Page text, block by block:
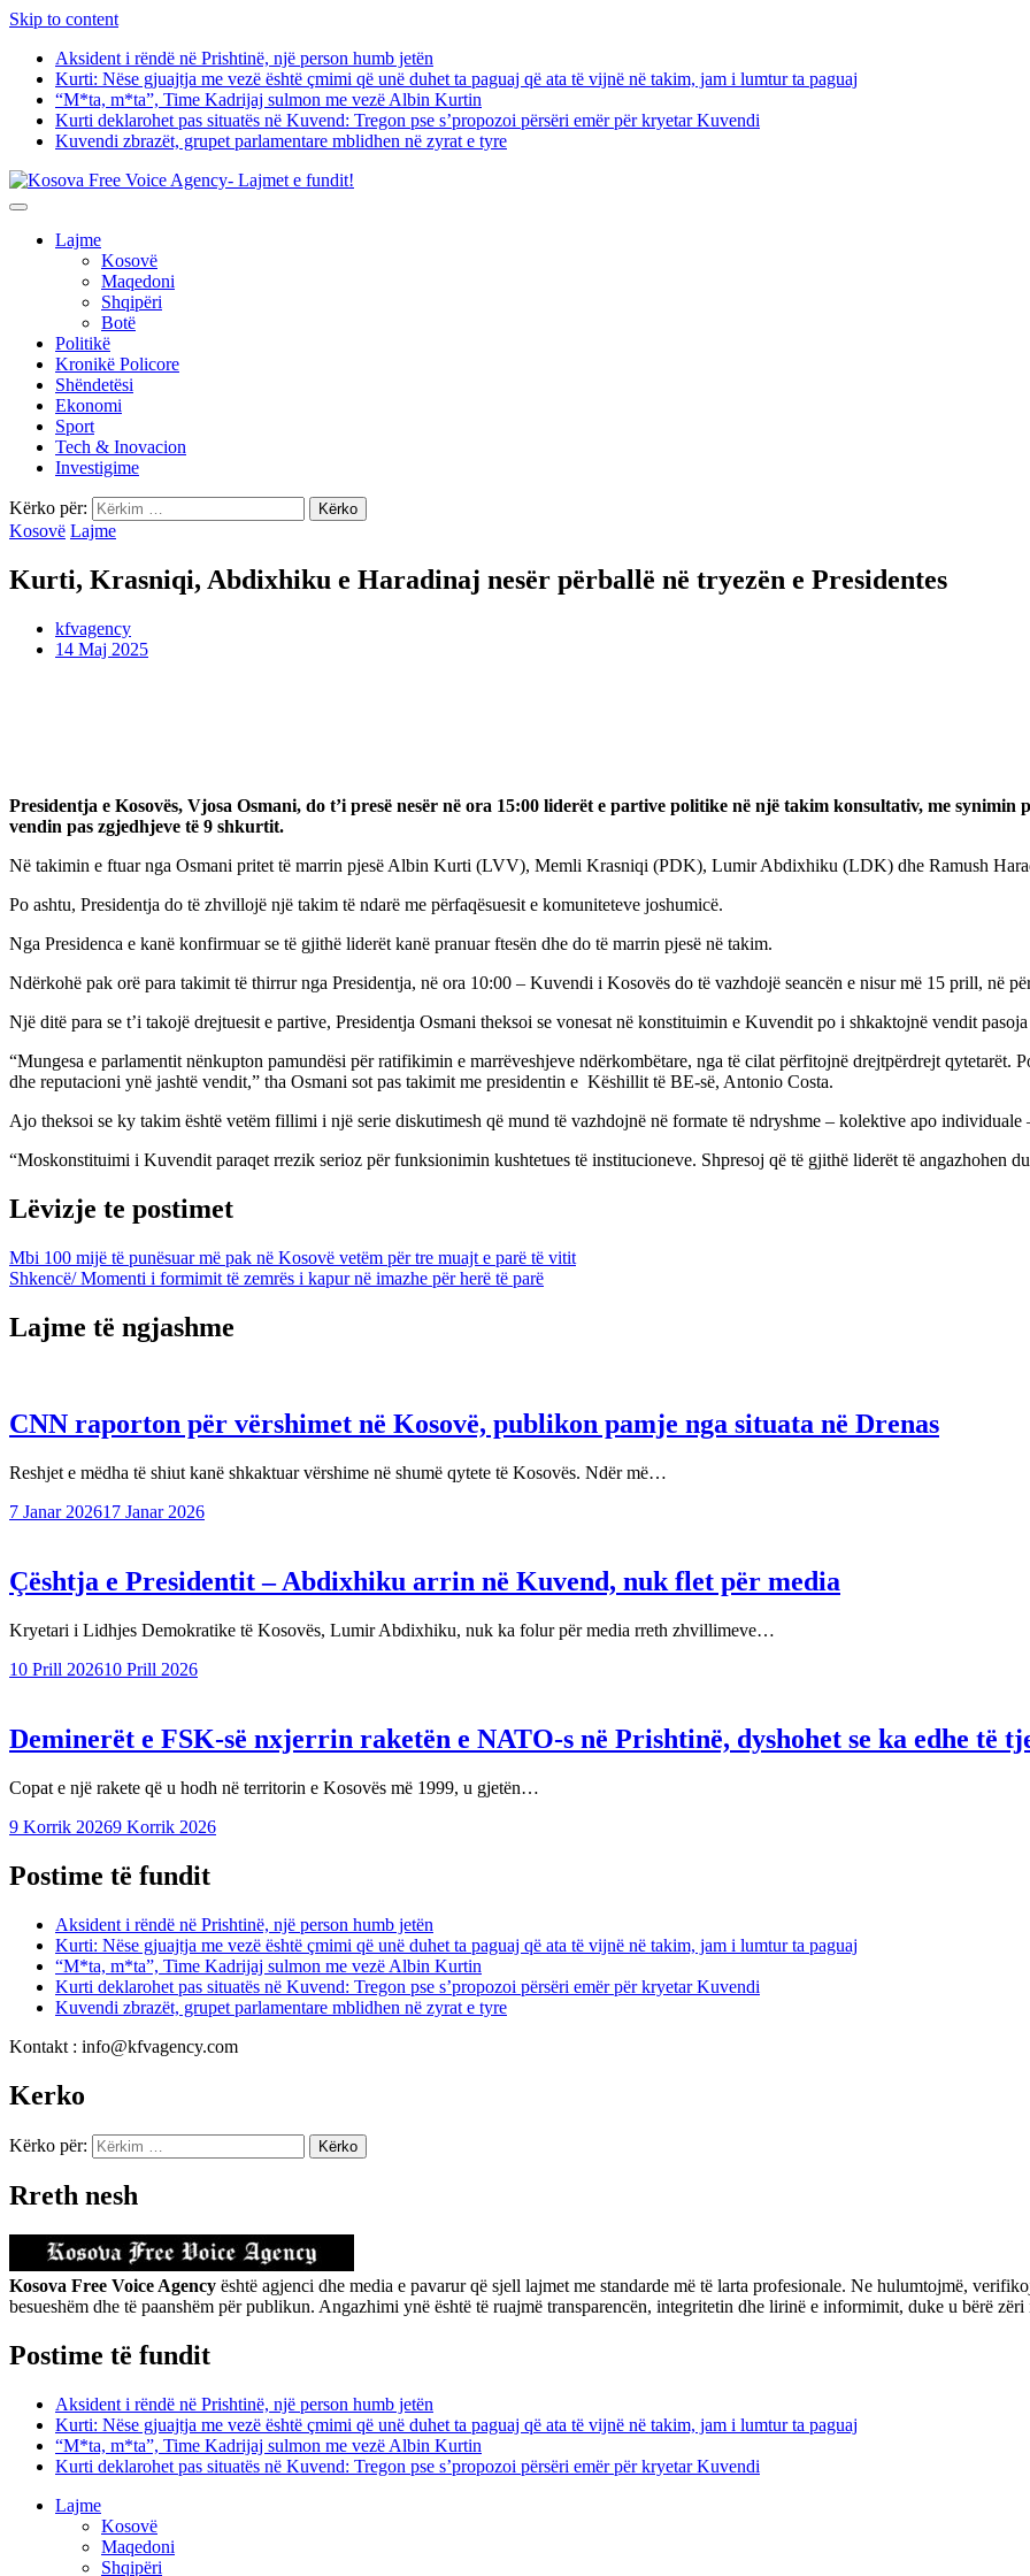
Skip to content
Aksident i rëndë në Prishtinë, një person humb jetën
Kurti: Nëse gjuajtja me vezë është çmimi që unë duhet ta paguaj që ata të vijnë në takim, jam i lumtur ta paguaj
“M*ta, m*ta”, Time Kadrijaj sulmon me vezë Albin Kurtin
Kurti deklarohet pas situatës në Kuvend: Tregon pse s’propozoi përsëri emër për kryetar Kuvendi
Kuvendi zbrazët, grupet parlamentare mblidhen në zyrat e tyre
Lajme
Kosovë
Maqedoni
Shqipëri
Botë
Politikë
Kronikë Policore
Shëndetësi
Ekonomi
Sport
Tech & Inovacion
Investigime
Kërko për:
Kosovë Lajme
Kurti, Krasniqi, Abdixhiku e Haradinaj nesër përballë në tryezën e Presidentes
kfvagency
14 Maj 2025
Presidentja e Kosovës, Vjosa Osmani, do t’i presë nesër në ora 15:00 liderët e partive politike në një takim konsultativ, me
vendin pas zgjedhjeve të 9 shkurtit.
Në takimin e ftuar nga Osmani pritet të marrin pjesë Albin Kurti (LVV), Memli Krasniqi (PDK), Lumir Abdixhiku (LDK) dhe Ramush
Po ashtu, Presidentja do të zhvillojë një takim të ndarë me përfaqësuesit e komuniteteve joshumicë.
Nga Presidenca e kanë konfirmuar se të gjithë liderët kanë pranuar ftesën dhe do të marrin pjesë në takim.
Ndërkohë pak orë para takimit të thirrur nga Presidentja, në ora 10:00 – Kuvendi i Kosovës do të vazhdojë seancën e nisur më 15 prill, në
Një ditë para se t’i takojë drejtuesit e partive, Presidentja Osmani theksoi se vonesat në konstituimin e Kuvendit po i shkaktojnë vendit
“Mungesa e parlamentit nënkupton pamundësi për ratifikimin e marrëveshjeve ndërkombëtare, nga të cilat përfitojnë drejtpërdrejt qytetarët.
dhe reputacioni ynë jashtë vendit,” tha Osmani sot pas takimit me presidentin e Këshillit të BE-së, Antonio Costa.
Ajo theksoi se ky takim është vetëm fillimi i një serie diskutimesh që mund të vazhdojnë në formate të ndryshme – kolektive apo
“Moskonstituimi i Kuvendit paraqet rrezik serioz për funksionimin kushtetues të institucioneve. Shpresoj që të gjithë liderët të angazhohen
Lëvizje te postimet
Mbi 100 mijë të punësuar më pak në Kosovë vetëm për tre muajt e parë të vitit
Shkencë/ Momenti i formimit të zemrës i kapur në imazhe për herë të parë
Lajme të ngjashme
CNN raporton për vërshimet në Kosovë, publikon pamje nga situata në Drenas
Reshjet e mëdha të shiut kanë shkaktuar vërshime në shumë qytete të Kosovës. Ndër më…
7 Janar 202617 Janar 2026
Çështja e Presidentit – Abdixhiku arrin në Kuvend, nuk flet për media
Kryetari i Lidhjes Demokratike të Kosovës, Lumir Abdixhiku, nuk ka folur për media rreth zhvillimeve…
10 Prill 202610 Prill 2026
Deminerët e FSK-së nxjerrin raketën e NATO-s në Prishtinë, dyshohet se ka edhe të
Copat e një rakete që u hodh në territorin e Kosovës më 1999, u gjetën…
9 Korrik 20269 Korrik 2026
Postime të fundit
Aksident i rëndë në Prishtinë, një person humb jetën
Kurti: Nëse gjuajtja me vezë është çmimi që unë duhet ta paguaj që ata të vijnë në takim, jam i lumtur ta paguaj
“M*ta, m*ta”, Time Kadrijaj sulmon me vezë Albin Kurtin
Kurti deklarohet pas situatës në Kuvend: Tregon pse s’propozoi përsëri emër për kryetar Kuvendi
Kuvendi zbrazët, grupet parlamentare mblidhen në zyrat e tyre
Kontakt : info@kfvagency.com
Kerko
Kërko për:
Rreth nesh
Kosova Free Voice Agency është agjenci dhe media e pavarur që sjell lajmet me standarde më të larta profesionale. Ne hulumtojmë,
besueshëm dhe të paanshëm për publikun. Angazhimi ynë është të ruajmë transparencën, integritetin dhe lirinë e informimit, duke u bërë
Postime të fundit
Aksident i rëndë në Prishtinë, një person humb jetën
Kurti: Nëse gjuajtja me vezë është çmimi që unë duhet ta paguaj që ata të vijnë në takim, jam i lumtur ta paguaj
“M*ta, m*ta”, Time Kadrijaj sulmon me vezë Albin Kurtin
Kurti deklarohet pas situatës në Kuvend: Tregon pse s’propozoi përsëri emër për kryetar Kuvendi
Lajme
Kosovë
Maqedoni
Shqipëri